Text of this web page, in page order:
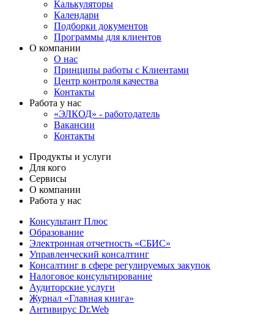
Калькуляторы
Календари
Подборки документов
Программы для клиентов
О компании
О нас
Принципы работы с Клиентами
Центр контроля качества
Контакты
Работа у нас
«ЭЛКОД» - работодатель
Вакансии
Контакты
Продукты и услуги
Для кого
Сервисы
О компании
Работа у нас
Консультант Плюс
Образование
Электронная отчетность «СБИС»
Управленческий консалтинг
Консалтинг в сфере регулируемых закупок
Налоговое консультирование
Аудиторские услуги
Журнал «Главная книга»
Антивирус Dr.Web